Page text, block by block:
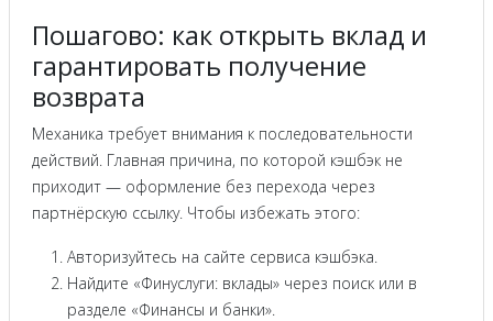
Пошагово: как открыть вклад и
гарантировать получение
возврата
Механика требует внимания к последовательности
действий. Главная причина, по которой кэшбэк не
приходит — оформление без перехода через
партнёрскую ссылку. Чтобы избежать этого:
Авторизуйтесь на сайте сервиса кэшбэка.
Найдите «Финуслуги: вклады» через поиск или в
разделе «Финансы и банки».